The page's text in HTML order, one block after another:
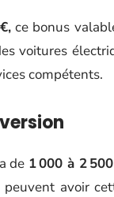
ce bonus
voitures
compétents.
de 1 000 à 2
peuvent avoir